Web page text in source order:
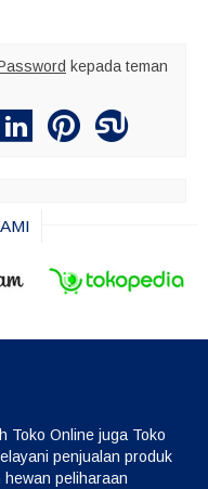
kepada teman
Toko Online juga Toko
penjualan produk
peliharaan